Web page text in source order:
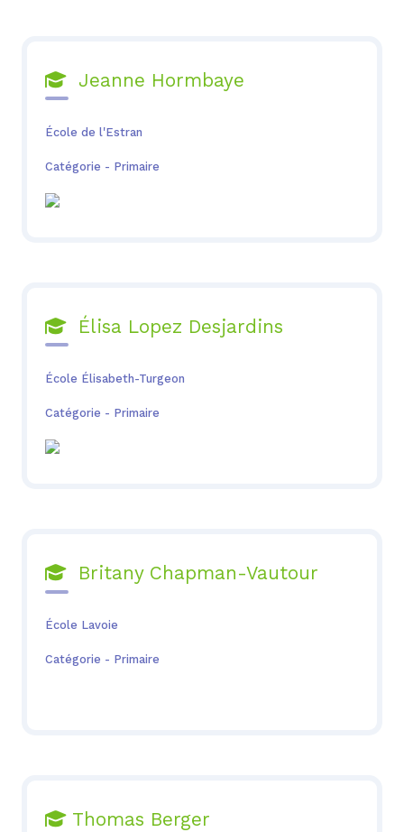
Jeanne Hormbaye
École de l'Estran
Catégorie - Primaire
Élisa Lopez Desjardins
École Élisabeth-Turgeon
Catégorie - Primaire
Britany Chapman-Vautour
École Lavoie
Catégorie - Primaire
Thomas Berger